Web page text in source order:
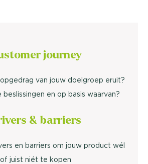
journey
van jouw doelgroep eruit?
en op basis waarvan?
& barriers
en barriers om jouw product wél
of juist niét te kopen